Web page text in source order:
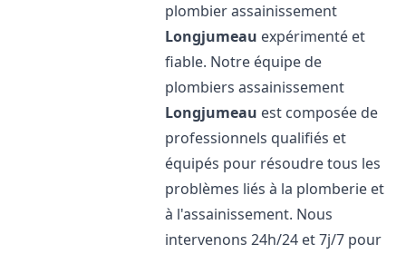
plombier assainissement
Longjumeau expérimenté et
fiable. Notre équipe de
plombiers assainissement
Longjumeau est composée de
professionnels qualifiés et
équipés pour résoudre tous les
problèmes liés à la plomberie et
à l'assainissement. Nous
intervenons 24h/24 et 7j/7 pour